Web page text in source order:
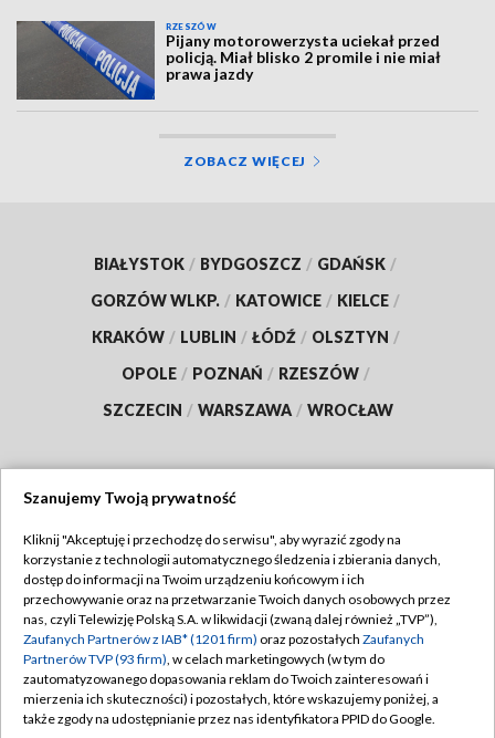
RZESZÓW
Pijany motorowerzysta uciekał przed
policją. Miał blisko 2 promile i nie miał
prawa jazdy
ZOBACZ WIĘCEJ
BIAŁYSTOK / BYDGOSZCZ / GDAŃSK /
GORZÓW WLKP. / KATOWICE / KIELCE /
KRAKÓW / LUBLIN / ŁÓDŹ / OLSZTYN /
OPOLE / POZNAŃ / RZESZÓW /
SZCZECIN / WARSZAWA / WROCŁAW
TVP
Abonament TVP
Emisja w TVP
Centrum informacji TVP
Naziemna Telewizja Cyfrowa
Regulamin TVP
Polityka prywatności
Moje zgody
Pomoc
Szanujemy Twoją prywatność
Kliknij "Akceptuję i przechodzę do serwisu", aby wyrazić zgody na
korzystanie z technologii automatycznego śledzenia i zbierania danych,
dostęp do informacji na Twoim urządzeniu końcowym i ich
przechowywanie oraz na przetwarzanie Twoich danych osobowych przez
nas, czyli Telewizję Polską S.A. w likwidacji (zwaną dalej również „TVP”),
Zaufanych Partnerów z IAB* (1201 firm) oraz pozostałych Zaufanych
Partnerów TVP (93 firm), w celach marketingowych (w tym do
zautomatyzowanego dopasowania reklam do Twoich zainteresowań i
mierzenia ich skuteczności) i pozostałych, które wskazujemy poniżej, a
także zgody na udostępnianie przez nas identyfikatora PPID do Google.